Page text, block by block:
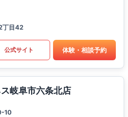
丁目42
公式サイト 体験・相談予約
岐阜市六条北店
10